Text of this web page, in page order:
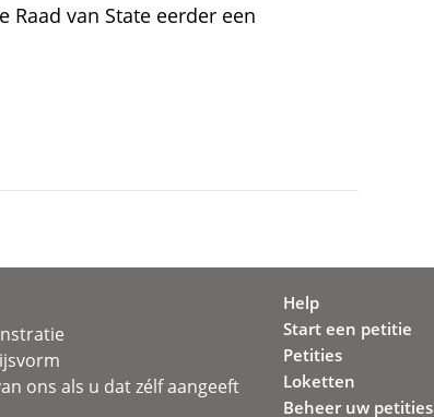
Raad van State eerder een
ons als u dat zélf aangeeft
Help
Start een petitie
Petities
Loketten
Beheer uw petities